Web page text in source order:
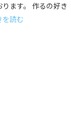
ます。 作るの好き
読む